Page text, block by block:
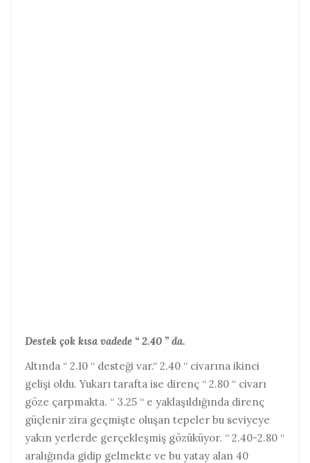
Destek çok kısa vadede “ 2.40 ” da.
Altında “ 2.10 “ desteği var.“ 2.40 “ civarına ikinci
gelişi oldu.Yukarı tarafta ise direnç “ 2.80 “ civarı
göze çarpmakta. “ 3.25 “ e yaklaşıldığında direnç
güçlenir zira geçmişte oluşan tepeler bu seviyeye
yakın yerlerde gerçekleşmiş gözüküyor. “ 2.40-2.80 “
aralığında gidip gelmekte ve bu yatay alan 40